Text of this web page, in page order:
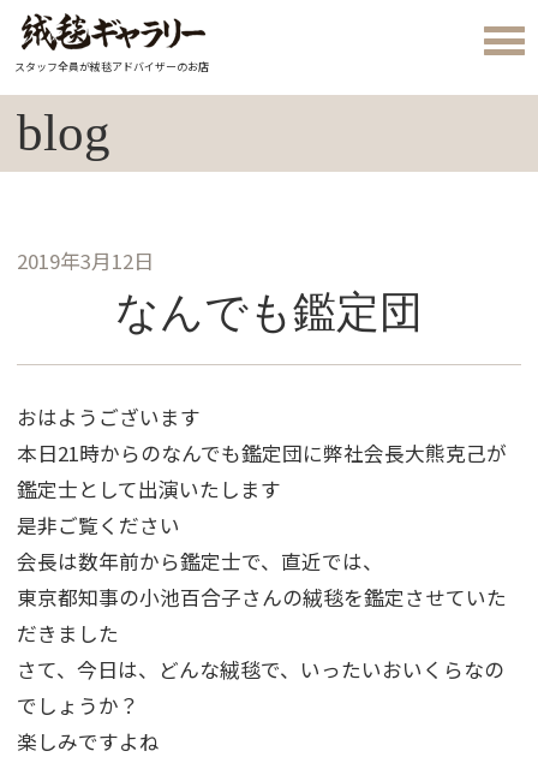
スタッフ全員が絨毯アドバイザーのお店
blog
2019年3月12日
なんでも鑑定団
おはようございます
本日21時からのなんでも鑑定団に弊社会長大熊克己が
鑑定士として出演いたします
是非ご覧ください
会長は数年前から鑑定士で、直近では、
東京都知事の小池百合子さんの絨毯を鑑定させていた
だきました
さて、今日は、どんな絨毯で、いったいおいくらなの
でしょうか？
楽しみですよね